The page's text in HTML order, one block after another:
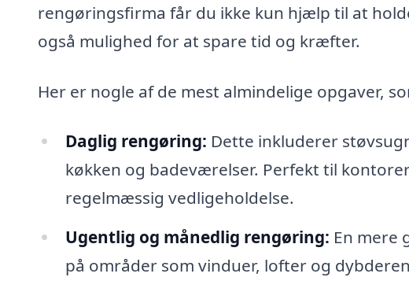
rengøringsfirma får du ikke kun hjælp til at
også mulighed for at spare tid og kræfter.
Her er nogle af de mest almindelige opgaver,
Daglig rengøring: Dette inkluderer
køkken og badeværelser. Perfekt til
regelmæssig vedligeholdelse.
Ugentlig og månedlig rengøring: En mere
på områder som vinduer, lofter og